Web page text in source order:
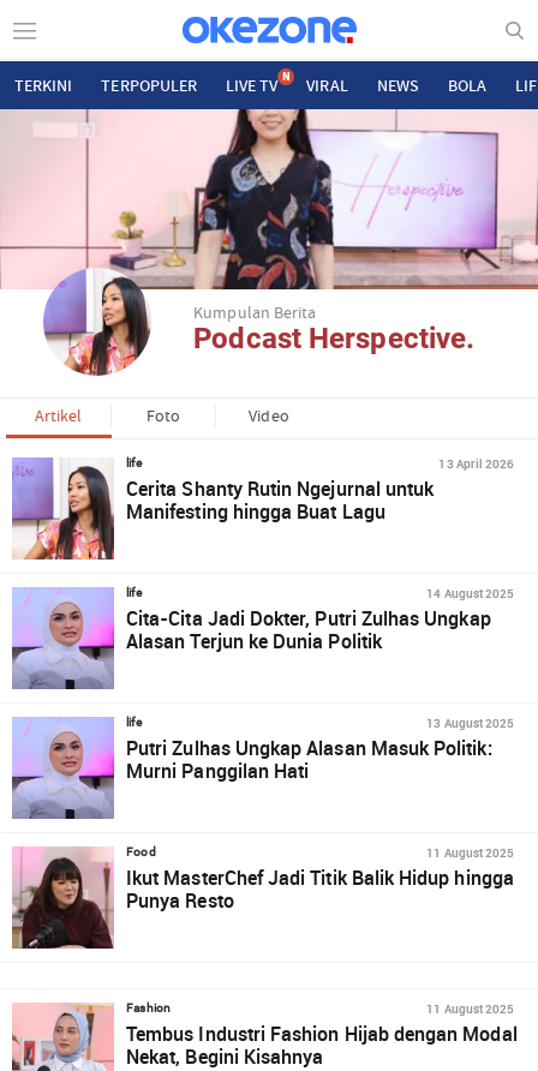
TERKINI TERPOPULER LIVE TV N VIRAL NEWS BOLA
Kumpulan Berita
Podcast Herspective.
Artikel Foto Video
life 13 April 2026
Cerita Shanty Rutin Ngejurnal untuk
Manifesting hingga Buat Lagu
life 14 August 2025
Cita-Cita Jadi Dokter, Putri Zulhas Ungkap
Alasan Terjun ke Dunia Politik
life 13 August 2025
Putri Zulhas Ungkap Alasan Masuk Politik:
Murni Panggilan Hati
Food 11 August 2025
Ikut MasterChef Jadi Titik Balik Hidup hingga
Punya Resto
Fashion 11 August 2025
Tembus Industri Fashion Hijab dengan Modal
Nekat, Begini Kisahnya